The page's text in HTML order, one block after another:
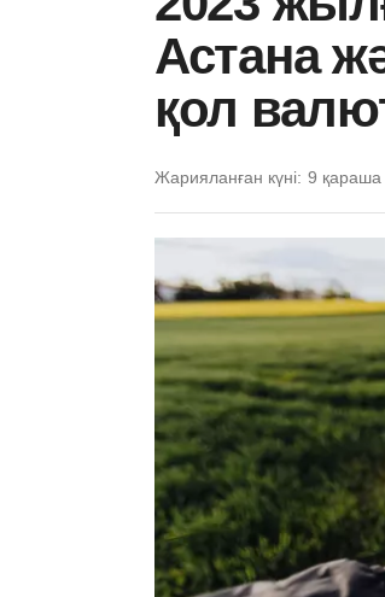
Астана
қол
Жарияланған күні: 9 қараша